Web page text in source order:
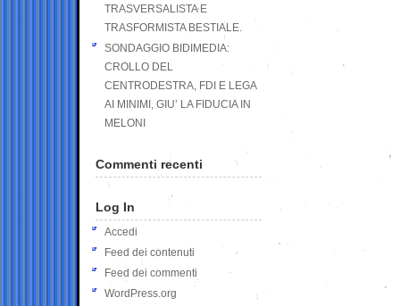
TRASVERSALISTA E
TRASFORMISTA BESTIALE.
SONDAGGIO BIDIMEDIA:
CROLLO DEL
CENTRODESTRA, FDI E LEGA
AI MINIMI, GIU’ LA FIDUCIA IN
MELONI
Commenti recenti
Log In
Accedi
Feed dei contenuti
Feed dei commenti
WordPress.org